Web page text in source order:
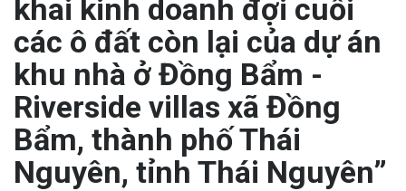
khai kinh doanh đợi cuối
các ô đất còn lại của dự án
khu nhà ở Đồng Bẩm -
Riverside villas xã Đồng
Bẩm, thành phố Thái
Nguyên, tỉnh Thái Nguyên”